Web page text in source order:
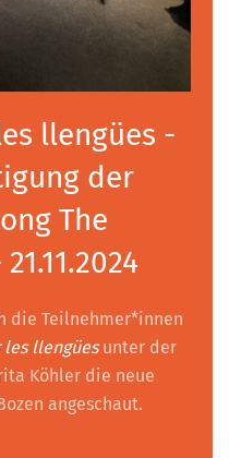
llengües -
der
The
die Teilnehmer*innen
llengüesunter der
Köhler die neue
angeschaut.